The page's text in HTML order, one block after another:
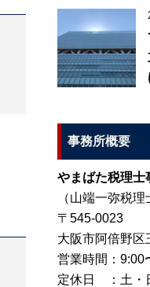
事務所概要
やまばた税理士
（山端一弥税理
〒545-0023
大阪市阿倍野区
営業時間：9:00
定休日 ：土・